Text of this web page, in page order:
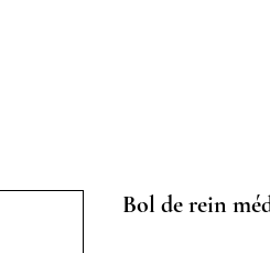
Bol de rein